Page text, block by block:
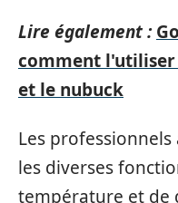
Lire également :
comment
et le nubuck
Les
les diverses
température et de